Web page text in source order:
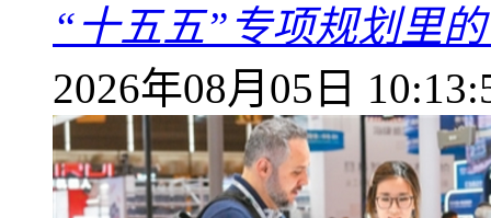
“十五五”专项规划里
2026年08月05日